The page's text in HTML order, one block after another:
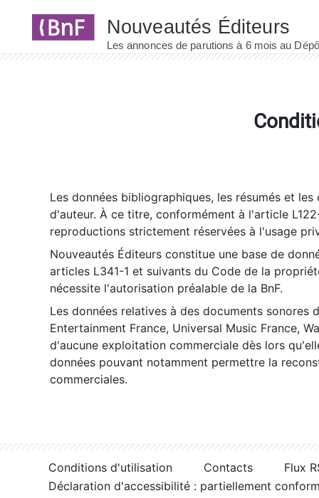
Les données bibliographiques, les résumés et
d'auteur. À ce titre, conformément à l'article
reproductions strictement réservées à l'usage
Nouveautés Éditeurs constitue une base de
articles L341-1 et suivants du Code de la
nécessite l'autorisation préalable de la BnF.
Les données relatives à des documents sonores
Entertainment France, Universal Music France,
d'aucune exploitation commerciale dès lors
données pouvant notamment permettre la
commerciales.
Conditions d'utilisation Contacts
Flux
Déclaration d'accessibilité : partiellement